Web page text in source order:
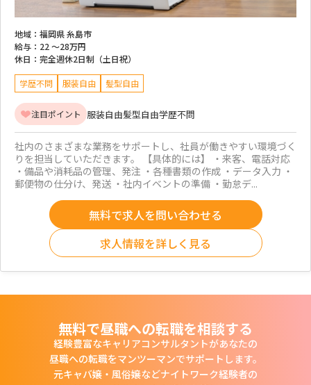
地域： 福岡県 糸島市
給与： 22 ～28万円
休日： 完全週休2日制（土日祝）
学歴不問 服装自由 髪型自由
注目ポイント 服装自由髪型自由学歴不問
社内のさまざまな業務をサポートし、社員が働きやすい環境づく
りを担当していただきます。 【具体的には】 ・来客、電話対応
・備品や消耗品の管理、発注 ・各種書類の作成 ・データ入力 ・
郵便物の仕分け、発送 ・社内イベントの準備 ・勤怠デ...
無料で求人を問い合わせる
求人情報を詳しく見る
無料で昼職への転職を相談する
経験豊富なキャリアコンサルタントがあなたの
昼職への転職をマンツーマンでサポートします。
元キャバ嬢・風俗嬢などナイトワーク経験者の